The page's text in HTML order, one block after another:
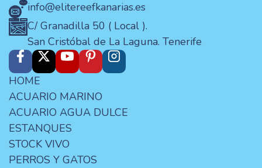
info@elitereefkanarias.es
C/ Granadilla 50 ( Local ).
San Cristóbal de La Laguna. Tenerife
HOME
ACUARIO MARINO
ACUARIO AGUA DULCE
ESTANQUES
STOCK VIVO
PERROS Y GATOS